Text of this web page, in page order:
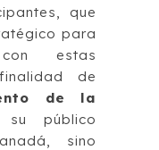
que
para
estas
de
de la
público
sino